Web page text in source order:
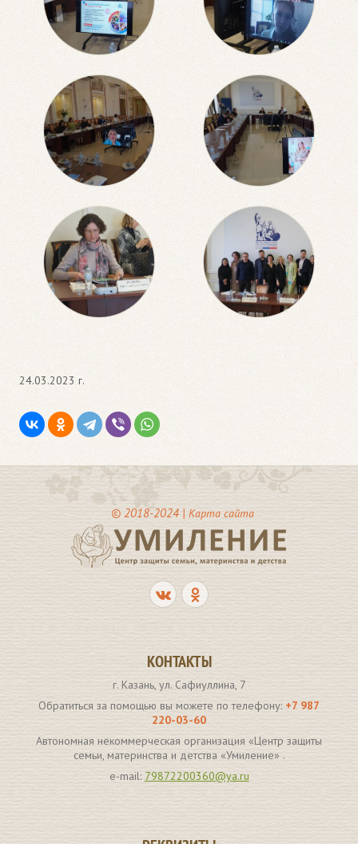
24.03.2023 г.
© 2018-2024 | Карта сайта
КОНТАКТЫ
г. Казань, ул. Сафиуллина, 7
Обратиться за помощью вы можете по телефону: +7 987
220-03-60
Автономная некоммерческая организация «Центр защиты
семьи, материнства и детства «Умиление» .
e-mail: 79872200360@ya.ru